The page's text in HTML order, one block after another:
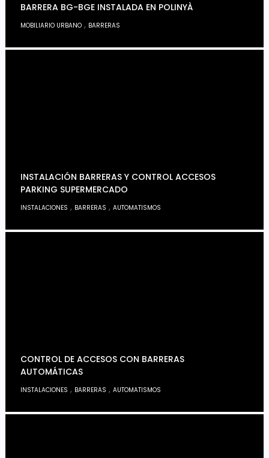
BARRERA BG-BGE INSTALADA EN POLINYÀ
MOBILIARIO URBANO , BARRERAS
INSTALACIÓN BARRERAS Y CONTROL ACCESOS
PARKING SUPERMERCADO
INSTALACIONES , BARRERAS ,AUTOMATISMOS
CONTROL DE ACCESOS CON BARRERAS
AUTOMÁTICAS
INSTALACIONES , BARRERAS ,AUTOMATISMOS